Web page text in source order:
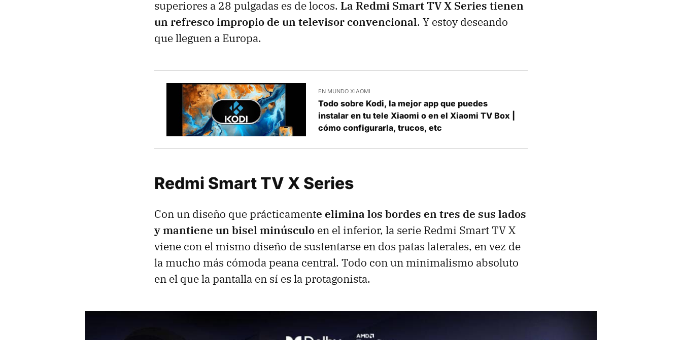
superiores a 28 pulgadas es de locos. La Redmi Smart TV X Series tienen
un refresco impropio de un televisor convencional. Y estoy deseando
que lleguen a Europa.
EN MUNDO XIAOMI
Todo sobre Kodi, la mejor app que puedes
instalar en tu tele Xiaomi o en el Xiaomi TV Box |
cómo configurarla, trucos, etc
Redmi Smart TV X Series
Con un diseño que prácticamente elimina los bordes en tres de sus lados
y mantiene un bisel minúsculo en el inferior, la serie Redmi Smart TV X
viene con el mismo diseño de sustentarse en dos patas laterales, en vez de
la mucho más cómoda peana central. Todo con un minimalismo absoluto
en el que la pantalla en sí es la protagonista.